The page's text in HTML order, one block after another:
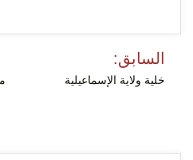
تصفّح
المقالات
السابق:
خلية ولاية الإسماعيلية